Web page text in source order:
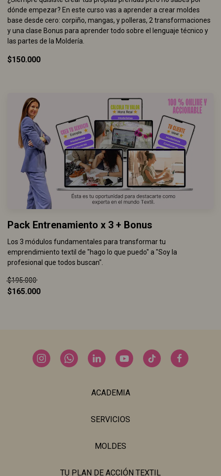
dónde empezar? En este curso vas a aprender a crear moldes
base desde cero: corpiño, mangas, y polleras, 2 transformaciones
y una clase Bonus para aprender todo sobre el lenguaje técnico y
las partes de la Moldería.
$150.000
Pack Entrenamiento x 3 + Bonus
Los 3 módulos fundamentales para transformar tu
emprendimiento textil de "hago lo que puedo" a "Soy la
profesional que todos buscan".
$195.000
$165.000
ACADEMIA
SERVICIOS
MOLDES
TU PLAN DE ACCIÓN TEXTIL